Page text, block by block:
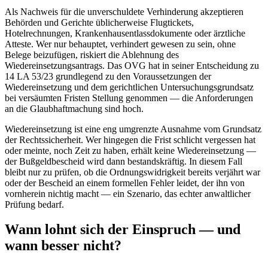
Als Nachweis für die unverschuldete Verhinderung akzeptieren
Behörden und Gerichte üblicherweise Flugtickets,
Hotelrechnungen, Krankenhausentlassdokumente oder ärztliche
Atteste. Wer nur behauptet, verhindert gewesen zu sein, ohne
Belege beizufügen, riskiert die Ablehnung des
Wiedereinsetzungsantrags. Das OVG hat in seiner Entscheidung zu
14 LA 53/23 grundlegend zu den Voraussetzungen der
Wiedereinsetzung und dem gerichtlichen Untersuchungsgrundsatz
bei versäumten Fristen Stellung genommen — die Anforderungen
an die Glaubhaftmachung sind hoch.
Wiedereinsetzung ist eine eng umgrenzte Ausnahme vom Grundsatz
der Rechtssicherheit. Wer hingegen die Frist schlicht vergessen hat
oder meinte, noch Zeit zu haben, erhält keine Wiedereinsetzung —
der Bußgeldbescheid wird dann bestandskräftig. In diesem Fall
bleibt nur zu prüfen, ob die Ordnungswidrigkeit bereits verjährt war
oder der Bescheid an einem formellen Fehler leidet, der ihn von
vornherein nichtig macht — ein Szenario, das echter anwaltlicher
Prüfung bedarf.
Wann lohnt sich der Einspruch — und
wann besser nicht?